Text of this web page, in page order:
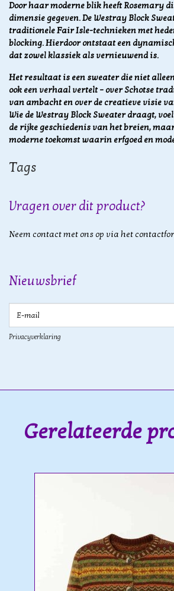
Door haar moderne blik heeft Rosemary
dimensie gegeven. De Westray Block
traditionele Fair Isle-technieken met
blocking. Hierdoor ontstaat een
dat zowel klassiek als vernieuwend is.
Het resultaat is een sweater die niet
ook een verhaal vertelt – over Schotse
van ambacht en over de creatieve visie
Wie de Westray Block Sweater draagt,
de rijke geschiedenis van het breien,
moderne toekomst waarin erfgoed en
Tags
Vragen over dit product?
Neem contact met ons op via het
Nieuwsbrief
Privacyverklaring
Gerelateerde